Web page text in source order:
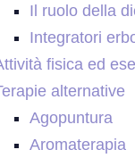
Il ruolo della
Integratori
fisica ed
alternative
Agopuntura
Aromaterapia